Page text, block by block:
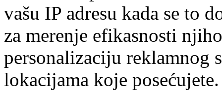
vašu IP adresu kada se to
za merenje efikasnosti
personalizaciju reklamnog
lokacijama koje posećujete.